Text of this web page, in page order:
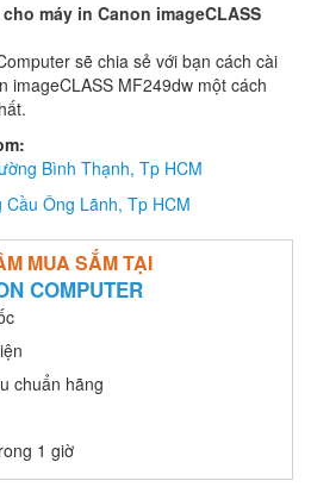
máy in Canon imageCLASS
sẽ chia sẻ với bạn cách cài
imageCLASS MF249dw một cách
Bình Thạnh, Tp HCM
Ông Lãnh, Tp HCM
MUA SẮM TẠI
COMPUTER
chuẩn hãng
1 giờ